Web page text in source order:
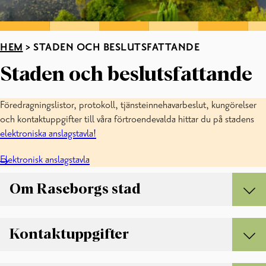
HEM > STADEN OCH BESLUTSFATTANDE
Staden och beslutsfattande
Föredragningslistor, protokoll, tjänsteinnehavarbeslut, kungörelser
och kontaktuppgifter till våra förtroendevalda hittar du på stadens
elektroniska anslagstavla!
Elektronisk anslagstavla
Om Raseborgs stad
OM RASEBORGS STAD
Kontaktuppgifter